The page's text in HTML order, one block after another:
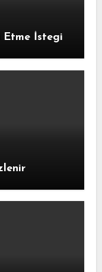
Etme İstegi